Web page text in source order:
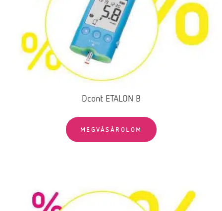
Dcont ETALON B
MEGVÁSÁROLOM